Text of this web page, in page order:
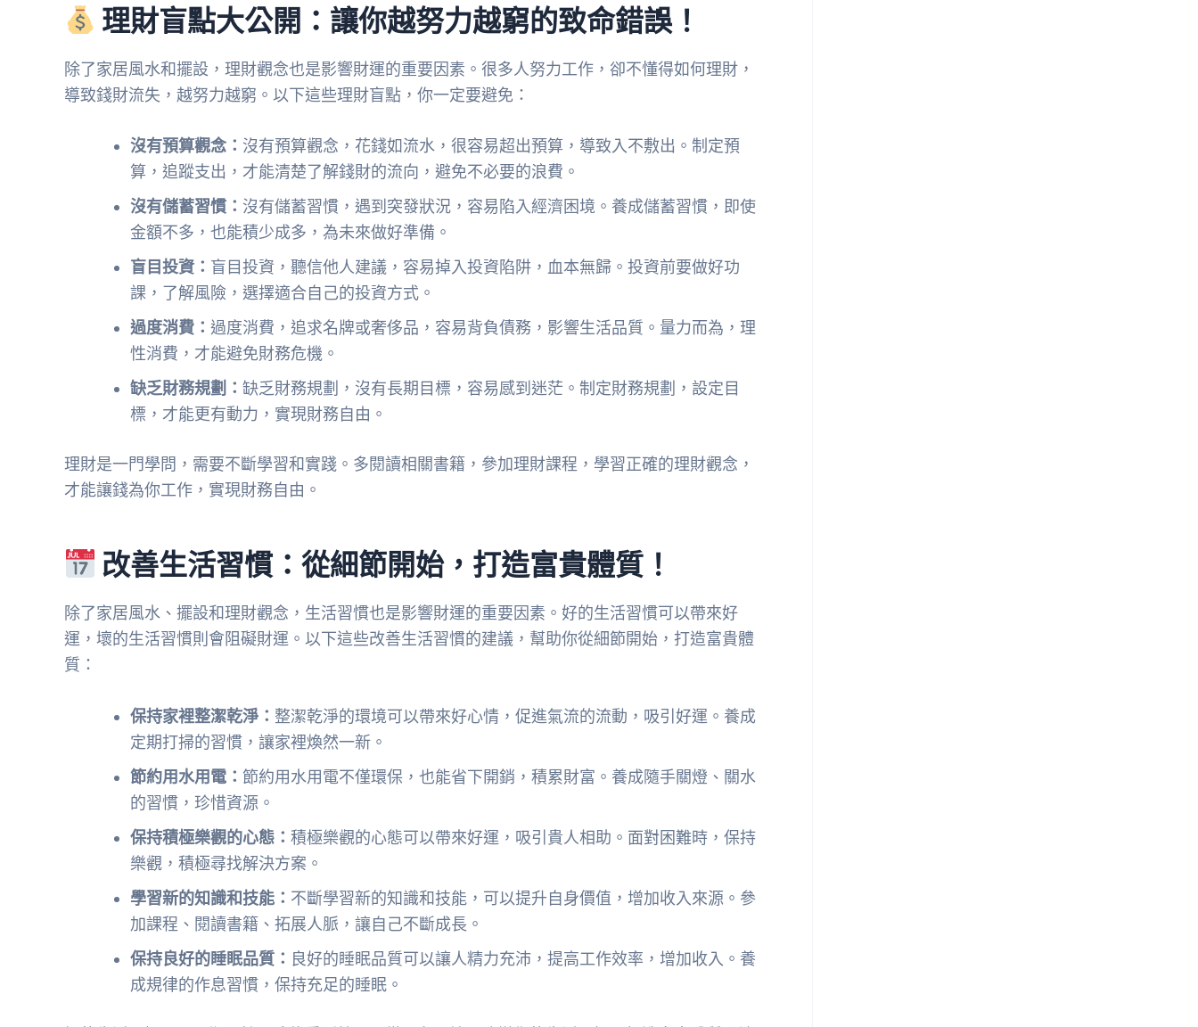
理財盲點大公開：讓你越努力越窮的致命錯誤！
除了家居風水和擺設，理財觀念也是影響財運的重要因素。很多人努力工作，卻不懂得如何理財，
導致錢財流失，越努力越窮。以下這些理財盲點，你一定要避免：
沒有預算觀念： 沒有預算觀念，花錢如流水，很容易超出預算，導致入不敷出。制定預
算，追蹤支出，才能清楚了解錢財的流向，避免不必要的浪費。
沒有儲蓄習慣： 沒有儲蓄習慣，遇到突發狀況，容易陷入經濟困境。養成儲蓄習慣，即使
金額不多，也能積少成多，為未來做好準備。
盲目投資： 盲目投資，聽信他人建議，容易掉入投資陷阱，血本無歸。投資前要做好功
課，了解風險，選擇適合自己的投資方式。
過度消費： 過度消費，追求名牌或奢侈品，容易背負債務，影響生活品質。量力而為，理
性消費，才能避免財務危機。
缺乏財務規劃： 缺乏財務規劃，沒有長期目標，容易感到迷茫。制定財務規劃，設定目
標，才能更有動力，實現財務自由。
理財是一門學問，需要不斷學習和實踐。多閱讀相關書籍，參加理財課程，學習正確的理財觀念，
才能讓錢為你工作，實現財務自由。
改善生活習慣：從細節開始，打造富貴體質！
除了家居風水、擺設和理財觀念，生活習慣也是影響財運的重要因素。好的生活習慣可以帶來好
運，壞的生活習慣則會阻礙財運。以下這些改善生活習慣的建議，幫助你從細節開始，打造富貴體
質：
保持家裡整潔乾淨： 整潔乾淨的環境可以帶來好心情，促進氣流的流動，吸引好運。養成
定期打掃的習慣，讓家裡煥然一新。
節約用水用電： 節約用水用電不僅環保，也能省下開銷，積累財富。養成隨手關燈、關水
的習慣，珍惜資源。
保持積極樂觀的心態： 積極樂觀的心態可以帶來好運，吸引貴人相助。面對困難時，保持
樂觀，積極尋找解決方案。
學習新的知識和技能： 不斷學習新的知識和技能，可以提升自身價值，增加收入來源。參
加課程、閱讀書籍、拓展人脈，讓自己不斷成長。
保持良好的睡眠品質： 良好的睡眠品質可以讓人精力充沛，提高工作效率，增加收入。養
成規律的作息習慣，保持充足的睡眠。